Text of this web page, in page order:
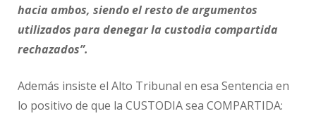
hacia ambos, siendo el resto de argumentos
utilizados para denegar la custodia compartida
rechazados”.
Además insiste el Alto Tribunal en esa Sentencia en
lo positivo de que la CUSTODIA sea COMPARTIDA: